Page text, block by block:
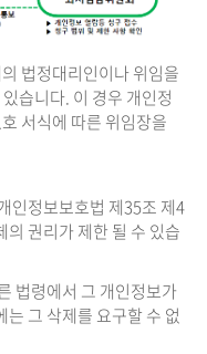
법정대리인이나 위임을
습니다. 이 경우 개인정
서식에 따른 위임장을
인정보보호법 제35조 제4
권리가 제한 될 수 있습
법령에서 그 개인정보가
그 삭제를 요구할 수 없